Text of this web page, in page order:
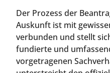
Der Prozess der
Auskunft ist mit
verbunden und stellt
fundierte und
vorgetragenen